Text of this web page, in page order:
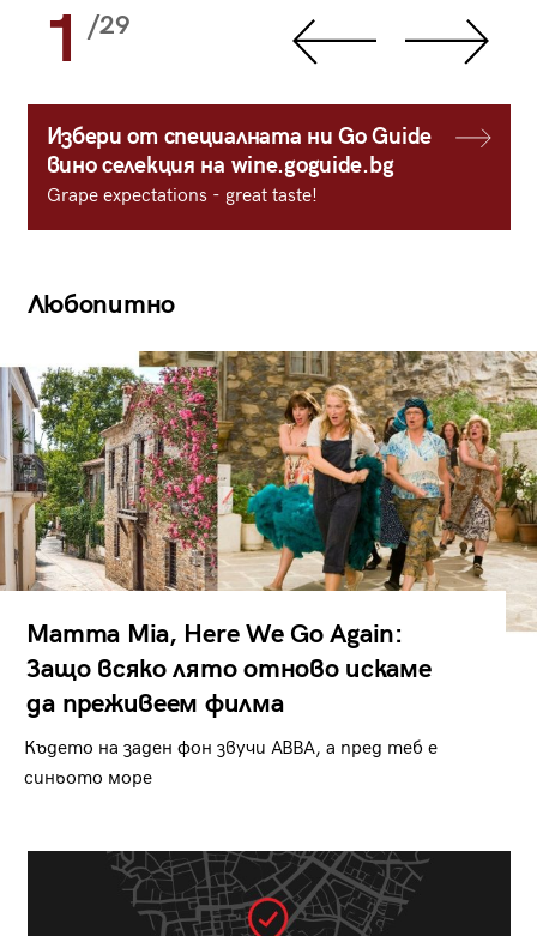
1 /29
Избери от специалната ни Go Guide
вино селекция на wine.goguide.bg
Grape expectations - great taste!
Любопитно
Mamma Mia, Here We Go Again:
Защо всяко лято отново искаме
да преживеем филма
Където на заден фон звучи ABBA, а пред теб е
синьото море